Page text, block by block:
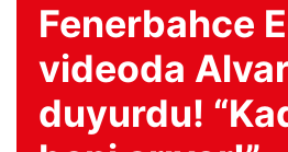
Fenerbahce
videoda
duyurdu!